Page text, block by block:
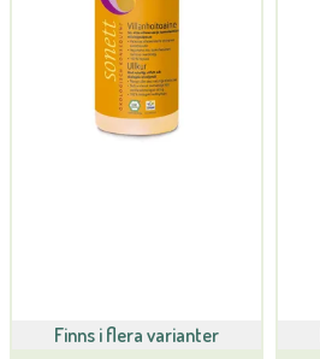
Finns i flera varianter